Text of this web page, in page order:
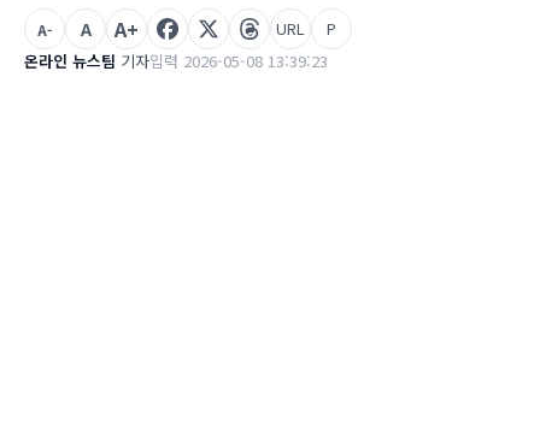
온라인 뉴스팀 기자입력 2026-05-08 13:39:23
A- A A+ URL P